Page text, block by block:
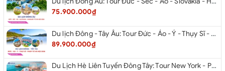
75.900.000₫
Du lịch Đông - Tây Âu: Tour Đức - Áo - Ý - Thụy Sĩ - Pháp từ Hà Nội 2026
89.900.000₫
Du Lịch Hè Liên Tuyến Đông Tây: Tour New York - Philadelphia - Delaware - Washington Dc - Las Vegas - Red Rock Canyon - Little Saigon - Santa Monica - Los Angeles - San Diego Từ Hà Nội 2026